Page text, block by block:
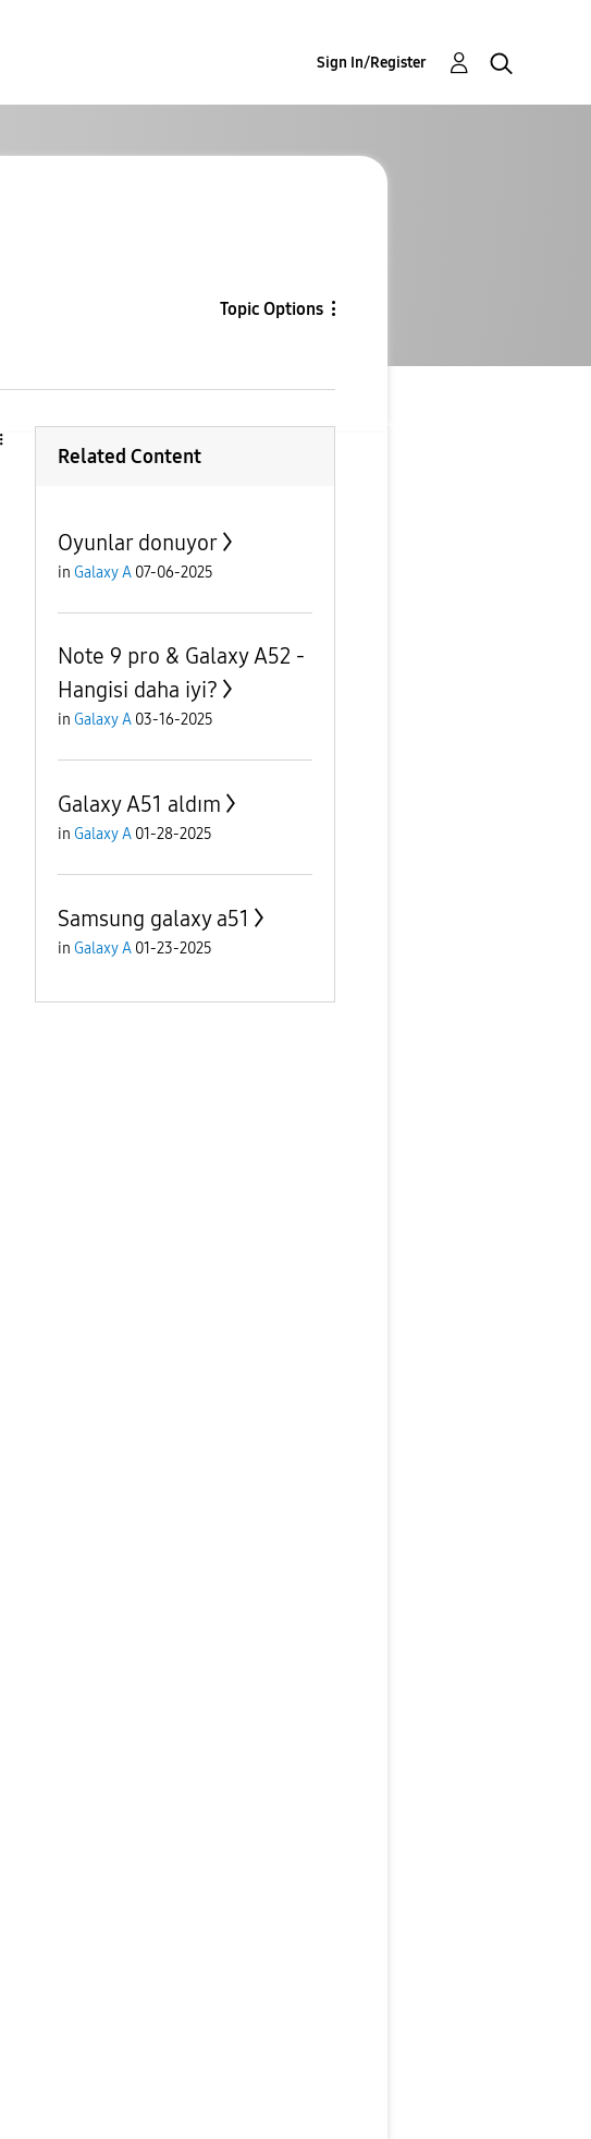
Sign In/Register
Topic Options
Related Content
Oyunlar donuyor
in Galaxy A 07-06-2025
Note 9 pro & Galaxy A52 -
Hangisi daha iyi?
in Galaxy A 03-16-2025
Galaxy A51 aldım
in Galaxy A 01-28-2025
Samsung galaxy a51
in Galaxy A 01-23-2025